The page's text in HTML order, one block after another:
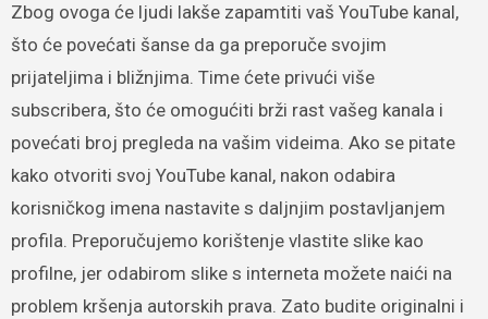
Zbog ovoga će ljudi lakše zapamtiti vaš YouTube kanal,
što će povećati šanse da ga preporuče svojim
prijateljima i bližnjima. Time ćete privući više
subscribera, što će omogućiti brži rast vašeg kanala i
povećati broj pregleda na vašim videima. Ako se pitate
kako otvoriti svoj YouTube kanal, nakon odabira
korisničkog imena nastavite s daljnjim postavljanjem
profila. Preporučujemo korištenje vlastite slike kao
profilne, jer odabirom slike s interneta možete naići na
problem kršenja autorskih prava. Zato budite originalni i